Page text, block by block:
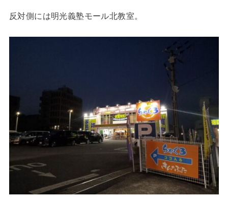
反対側には明光義塾モール北教室。